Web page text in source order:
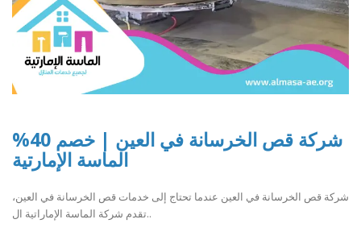
شركة قص الخرسانة في العين | خصم 40%
الماسة الإمارتية
شركة قص الخرسانة في العين عندما تحتاج إلى خدمات قص الخرسانة في العين،
تقدم شركة الماسة الإماراتية ال..